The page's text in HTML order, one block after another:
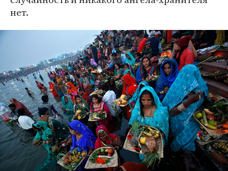
нет.